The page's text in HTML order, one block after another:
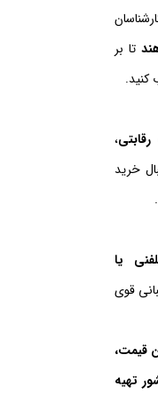
تا بر
کنید.
،
خرید
یا
قوی
قیمت،
تهیه